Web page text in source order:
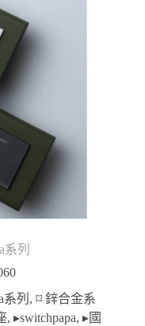
系列
價
格
範
系列 , ⌑ 鋅合金系
, ▸switchpapa, ▸國